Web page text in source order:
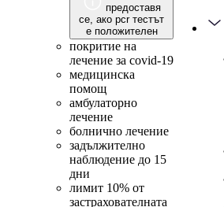
предоставя
се, ако pcr тестът
е положителен
покритие на
лечение за covid-19
медицинска
помощ
амбулаторно
лечение
болнично лечение
задължително
наблюдение до 15
дни
лимит 10% от
застрахователната